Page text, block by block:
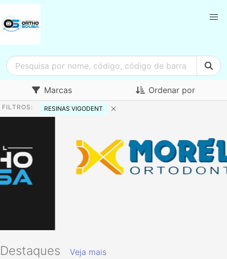
Marcas Ordenar por
FILTROS: RESINAS VIGODENT
Destaques Veja mais